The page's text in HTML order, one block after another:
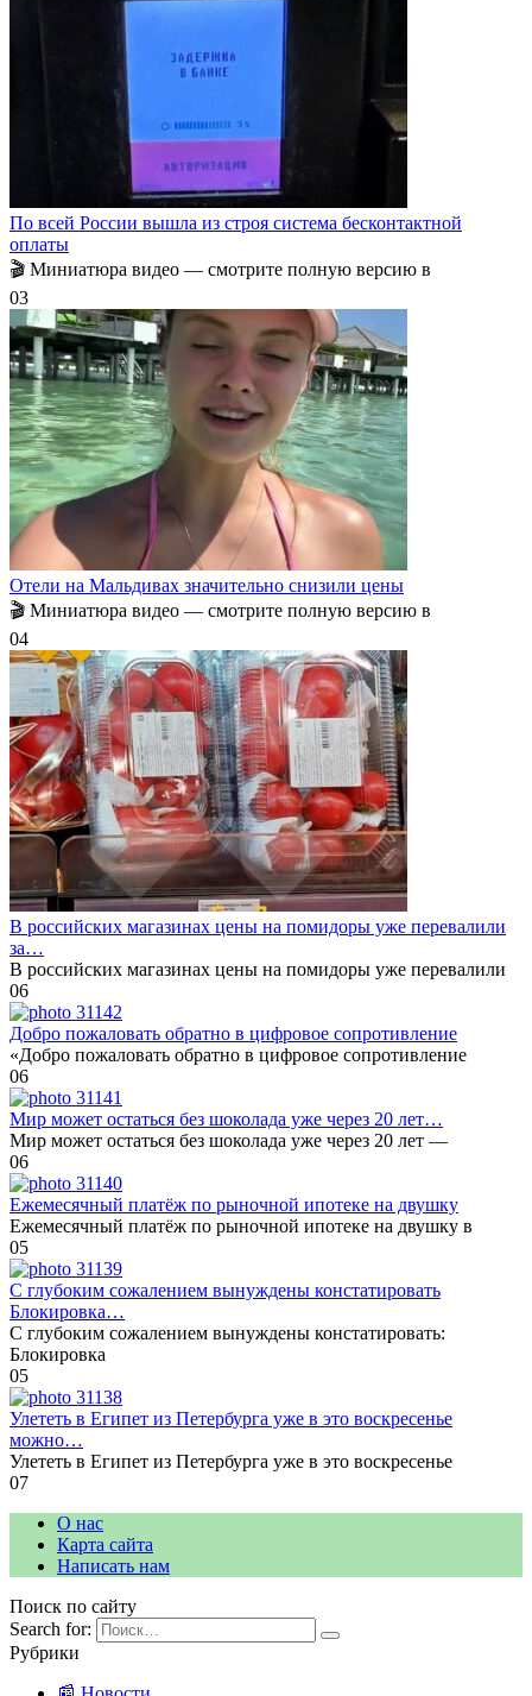
По всей России вышла из строя система бесконтактной
оплаты
🎬 Миниатюра видео — смотрите полную версию в
03
Отели на Мальдивах значительно снизили цены
🎬 Миниатюра видео — смотрите полную версию в
04
В российских магазинах цены на помидоры уже перевалили
за…
В российских магазинах цены на помидоры уже перевалили
06
Добро пожаловать обратно в цифровое сопротивление
«Добро пожаловать обратно в цифровое сопротивление
06
Мир может остаться без шоколада уже через 20 лет…
Мир может остаться без шоколада уже через 20 лет —
06
Ежемесячный платёж по рыночной ипотеке на двушку
Ежемесячный платёж по рыночной ипотеке на двушку в
05
С глубоким сожалением вынуждены констатировать
Блокировка…
С глубоким сожалением вынуждены констатировать:
Блокировка
05
Улететь в Египет из Петербурга уже в это воскресенье
можно…
Улететь в Египет из Петербурга уже в это воскресенье
07
О нас
Карта сайта
Написать нам
Поиск по сайту
Search for:
Рубрики